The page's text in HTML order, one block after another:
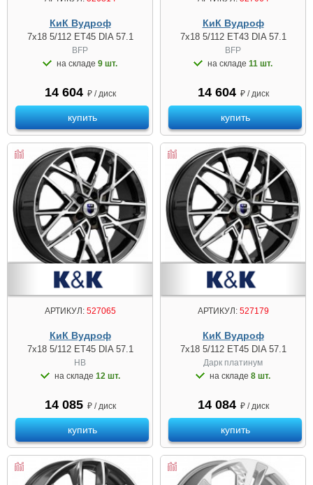
КиК Вудроф
7x18 5/112 ET45 DIA 57.1
BFP
на складе 9 шт.
14 604 ₽ / диск
купить
КиК Вудроф
7x18 5/112 ET43 DIA 57.1
BFP
на складе 11 шт.
14 604 ₽ / диск
купить
АРТИКУЛ:527065
КиК Вудроф
7x18 5/112 ET45 DIA 57.1
HB
на складе 12 шт.
14 085 ₽ / диск
купить
АРТИКУЛ:527179
КиК Вудроф
7x18 5/112 ET45 DIA 57.1
Дарк платинум
на складе 8 шт.
14 084 ₽ / диск
купить